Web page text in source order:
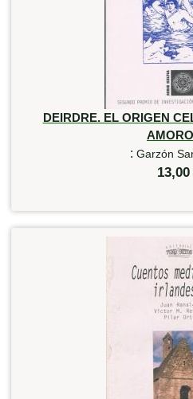
DEIRDRE. EL ORIGEN
: Garzón
13,00